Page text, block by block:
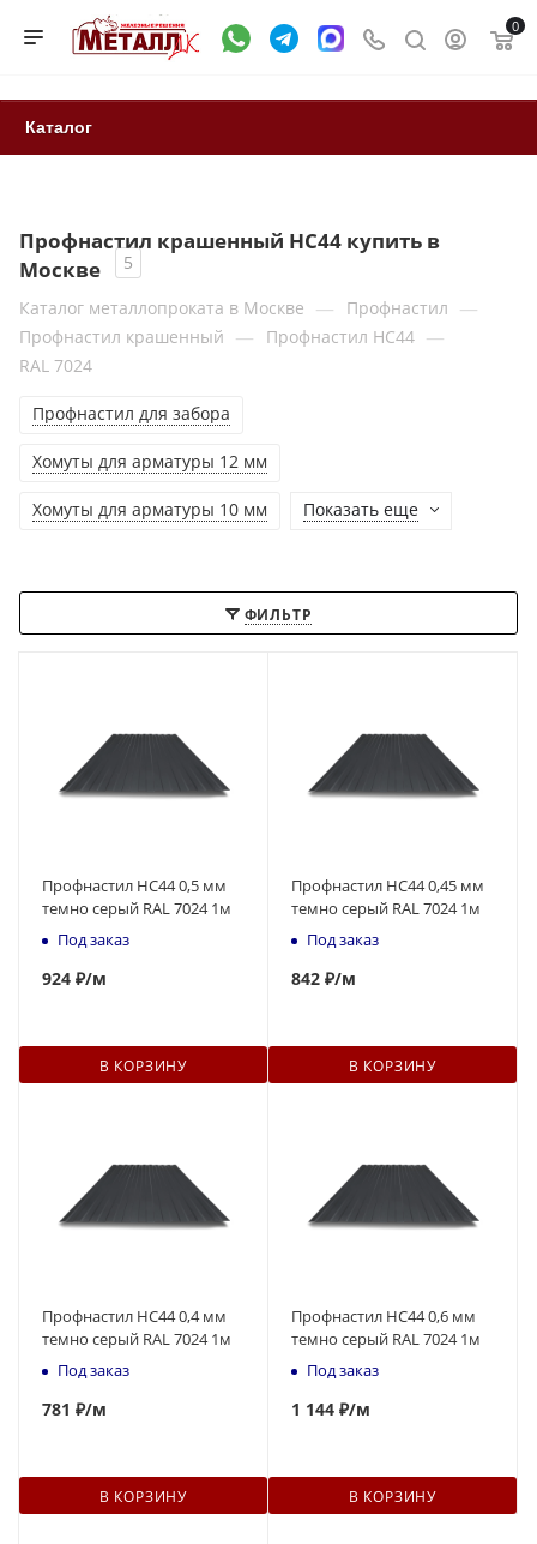
0
Каталог
Профнастил крашенный HC44 купить в
Москве
5
Каталог металлопроката в Москве — Профнастил —
Профнастил крашенный — Профнастил НС44 —
RAL 7024
Профнастил для забора
Хомуты для арматуры 12 мм
Хомуты для арматуры 10 мм Показать еще
ФИЛЬТР
Профнастил НС44 0,5 мм
темно серый RAL 7024 1м
Под заказ
924 ₽/м
В КОРЗИНУ
Профнастил НС44 0,45 мм
темно серый RAL 7024 1м
Под заказ
842 ₽/м
В КОРЗИНУ
Профнастил НС44 0,4 мм
темно серый RAL 7024 1м
Под заказ
781 ₽/м
В КОРЗИНУ
Профнастил НС44 0,6 мм
темно серый RAL 7024 1м
Под заказ
1 144 ₽/м
В КОРЗИНУ